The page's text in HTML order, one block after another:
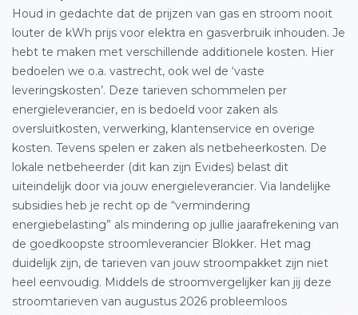
Houd in gedachte dat de prijzen van gas en stroom nooit
louter de kWh prijs voor elektra en gasverbruik inhouden. Je
hebt te maken met verschillende additionele kosten. Hier
bedoelen we o.a. vastrecht, ook wel de ‘vaste
leveringskosten’. Deze tarieven schommelen per
energieleverancier, en is bedoeld voor zaken als
oversluitkosten, verwerking, klantenservice en overige
kosten. Tevens spelen er zaken als netbeheerkosten. De
lokale netbeheerder (dit kan zijn Evides) belast dit
uiteindelijk door via jouw energieleverancier. Via landelijke
subsidies heb je recht op de “vermindering
energiebelasting” als mindering op jullie jaarafrekening van
de goedkoopste stroomleverancier Blokker. Het mag
duidelijk zijn, de tarieven van jouw stroompakket zijn niet
heel eenvoudig. Middels de stroomvergelijker kan jij deze
stroomtarieven van augustus 2026 probleemloos